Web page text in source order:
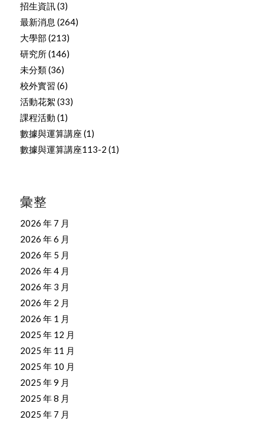
招生資訊(3)
最新消息 (264)
大學部 (213)
研究所(146)
未分類(36)
校外實習 (6)
活動花絮 (33)
課程活動 (1)
數據與運算講座 (1)
數據與運算講座113-2 (1)
彙整
2026 年 7 月
2026 年 6 月
2026 年 5 月
2026 年 4 月
2026 年 3 月
2026 年 2 月
2026 年 1 月
2025 年 12 月
2025 年 11 月
2025 年 10 月
2025 年 9 月
2025 年 8 月
2025 年 7 月